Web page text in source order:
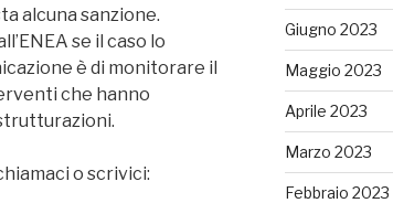
alcuna sanzione.
se il caso lo
è di monitorare il
che hanno
o scrivici:
Giugno 2023
Maggio 2023
Aprile 2023
Marzo 2023
Febbraio 2023